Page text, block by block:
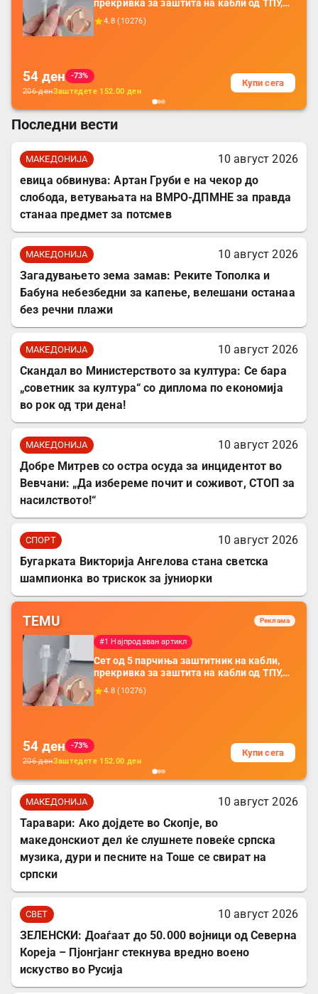
прекривка за заштита на кабли од ТПУ,
додатоци за заштита на кабли, без
батерија, за мобилни телефони, комплет
4.8 (10276)
54 ден
-73%
206денЗаштедете 152.00 ден
Купи сега
Последни вести
МАКЕДОНИЈА
10 август 2026
евица обвинува: Артан Груби е на чекор до
слобода, ветувањата на ВМРО-ДПМНЕ за правда
станаа предмет за потсмев
МАКЕДОНИЈА
10 август 2026
Загадувањето зема замав: Реките Тополка и
Бабуна небезбедни за капење, велешани останаа
без речни плажи
МАКЕДОНИЈА
10 август 2026
Скандал во Министерството за култура: Се бара
„советник за култура“ со диплома по економија
во рок од три дена!
МАКЕДОНИЈА
10 август 2026
Добре Митрев со остра осуда за инцидентот во
Вевчани: „Да избереме почит и соживот, СТОП за
насилството!“
СПОРТ
10 август 2026
Бугарката Викторија Ангелова стана светска
шампионка во трискок за јуниорки
TEMU Реклама
#1 Најпродаван артикл
Сет од 5 парчиња заштитник на кабли,
прекривка за заштита на кабли од ТПУ,
додатоци за заштита на кабли, без
батерија, за мобилни телефони, комплет
4.8 (10276)
54 ден
-73%
206денЗаштедете 152.00 ден
Купи сега
МАКЕДОНИЈА
10 август 2026
Таравари: Ако дојдете во Скопје, во
македонскиот дел ќе слушнете повеќе српска
музика, дури и песните на Тоше се свират на
српски
СВЕТ
10 август 2026
ЗЕЛЕНСКИ: Доаѓаат до 50.000 војници од Северна
Кореја – Пјонгјанг стекнува вредно воено
искуство во Русија